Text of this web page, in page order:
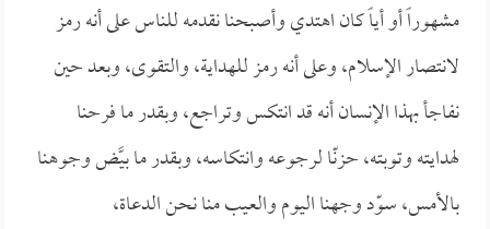
مشهوراً أو أياً كان اهتدي وأصبحنا نقدمه للناس على أنه رمز
لانتصار الإسلام، وعلى أنه رمز للهداية، والتقوى، وبعد حين
نفاجأ بهذا الإنسان أنه قد انتكس وتراجع، وبقدر ما فرحنا
لهدايته وتوبته، حزنّا لرجوعه وانتكاسه، وبقدر ما بيَّض وجوهنا
بالأمس، سوّد وجهنا اليوم والعيب منا نحن الدعاة،